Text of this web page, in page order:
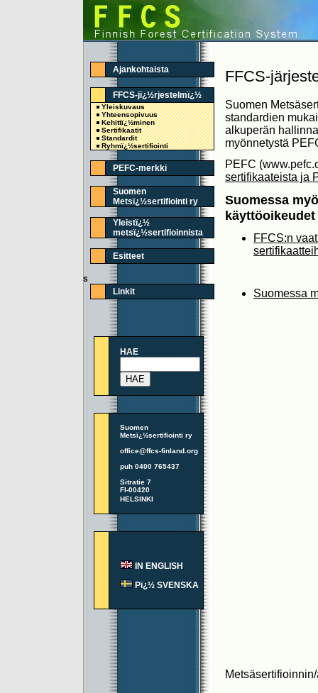
Ajankohtaista
FFCS-jï¿½rjestelmï¿½
Yleiskuvaus
Yhteensopivuus
Kehittï¿½minen
Sertifikaatit
Standardit
Ryhmï¿½sertifiointi
PEFC-merkki
Suomen
Metsï¿½sertifiointi ry
Yleistï¿½
metsï¿½sertifioinnista
Esitteet
s
Linkit
HAE
Suomen
Metsï¿½sertifiointi ry
office@ffcs-finland.org
puh 0400 765437
Sitratie 7
FI-00420
HELSINKI
IN ENGLISH
Pï¿½ SVENSKA
FFCS-
Suomen
standardien
alkuperän
myönnetystä
PEFC
sertifikaateista ja
Suomessa
käyttöoikeudet
FFCS:n
Suomessa